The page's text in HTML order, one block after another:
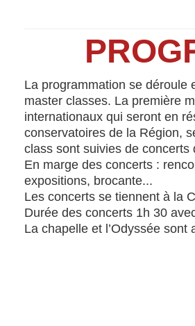
La programmation se déroule
master classes. La première
internationaux qui seront en
conservatoires de la Région,
class sont suivies de concerts
En marge des concerts :
expositions, brocante...
Les concerts se tiennent à la
Durée des concerts 1h 30
La chapelle et l’Odyssée sont